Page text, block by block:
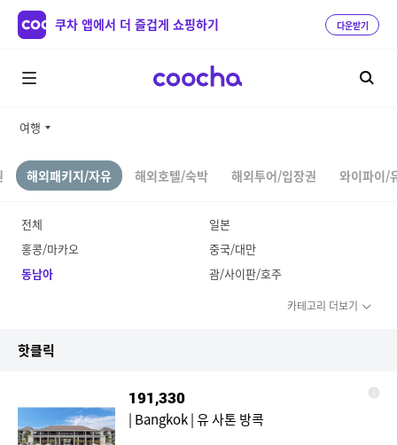
쿠차 앱에서 더 즐겁게 쇼핑하기 다운받기
여행
해외패키지/자유 해외호텔/숙박 해외투어/입장권 와이파이/
전체
일본
홍콩/마카오
중국/대만
동남아
괌/사이판/호주
카테고리 더보기
핫클릭
191,330
| Bangkok | 유 사톤 방콕